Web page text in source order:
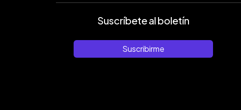
Suscríbete al boletín
Suscribirme